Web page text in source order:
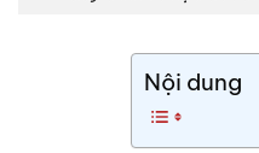
Nội dung